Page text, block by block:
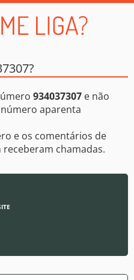
934037307 e não
aparenta
e os comentários de
chamadas.